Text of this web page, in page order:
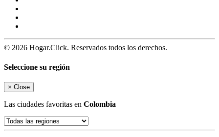
© 2026 Hogar.Click. Reservados todos los derechos.
Seleccione su región
× Close
Las ciudades favoritas en Colombia